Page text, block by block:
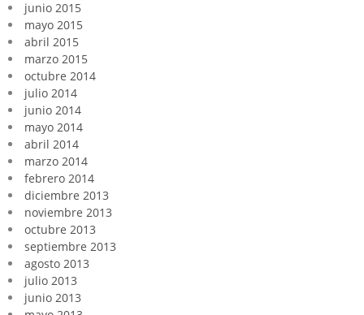
junio 2015
mayo 2015
abril 2015
marzo 2015
octubre 2014
julio 2014
junio 2014
mayo 2014
abril 2014
marzo 2014
febrero 2014
diciembre 2013
noviembre 2013
octubre 2013
septiembre 2013
agosto 2013
julio 2013
junio 2013